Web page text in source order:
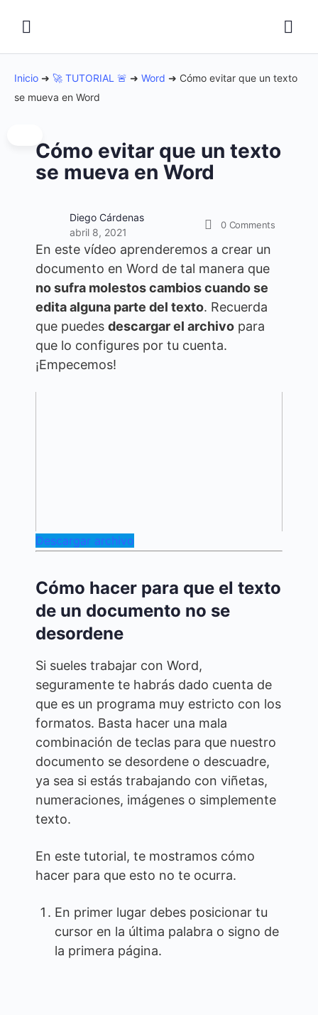
Inicio ➜ 🚀 TUTORIAL 🚨 ➜ Word ➜ Cómo evitar que un texto
se mueva en Word
Cómo evitar que un texto
se mueva en Word
Diego Cárdenas
abril 8, 2021
0 Comments
En este vídeo aprenderemos a crear un
documento en Word de tal manera que
no sufra molestos cambios cuando se
edita alguna parte del texto. Recuerda
que puedes descargar el archivo para
que lo configures por tu cuenta.
¡Empecemos!
Descargar archivo
Cómo hacer para que el texto
de un documento no se
desordene
Si sueles trabajar con Word,
seguramente te habrás dado cuenta de
que es un programa muy estricto con los
formatos. Basta hacer una mala
combinación de teclas para que nuestro
documento se desordene o descuadre,
ya sea si estás trabajando con viñetas,
numeraciones, imágenes o simplemente
texto.
En este tutorial, te mostramos cómo
hacer para que esto no te ocurra.
En primer lugar debes posicionar tu
cursor en la última palabra o signo de
la primera página.